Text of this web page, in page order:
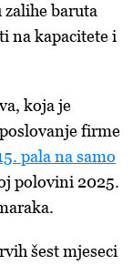
zalihe baruta
na kapacitete i
koja je
firme
pala na samo
polovini 2025.
šest mjeseci